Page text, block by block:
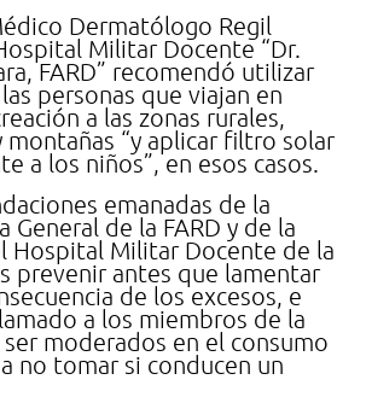
Dermatólogo Regil
Militar Docente “Dr.
FARD” recomendó utilizar
personas que viajan en
a las zonas rurales,
montañas “y aplicar filtro solar
a los niños”, en esos casos.
emanadas de la
General de la FARD y de la
Hospital Militar Docente de la
prevenir antes que lamentar
de los excesos, e
a los miembros de la
moderados en el consumo
no tomar si conducen un